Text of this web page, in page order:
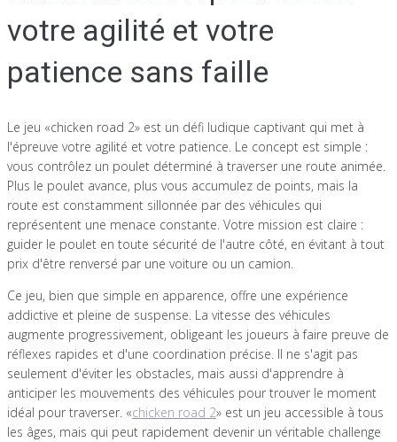
votre agilité et votre
patience sans faille
Le jeu «chicken road 2» est un défi ludique captivant qui met à
l'épreuve votre agilité et votre patience. Le concept est simple :
vous contrôlez un poulet déterminé à traverser une route animée.
Plus le poulet avance, plus vous accumulez de points, mais la
route est constamment sillonnée par des véhicules qui
représentent une menace constante. Votre mission est claire :
guider le poulet en toute sécurité de l'autre côté, en évitant à tout
prix d'être renversé par une voiture ou un camion.
Ce jeu, bien que simple en apparence, offre une expérience
addictive et pleine de suspense. La vitesse des véhicules
augmente progressivement, obligeant les joueurs à faire preuve de
réflexes rapides et d'une coordination précise. Il ne s'agit pas
seulement d'éviter les obstacles, mais aussi d'apprendre à
anticiper les mouvements des véhicules pour trouver le moment
idéal pour traverser. «chicken road 2» est un jeu accessible à tous
les âges, mais qui peut rapidement devenir un véritable challenge